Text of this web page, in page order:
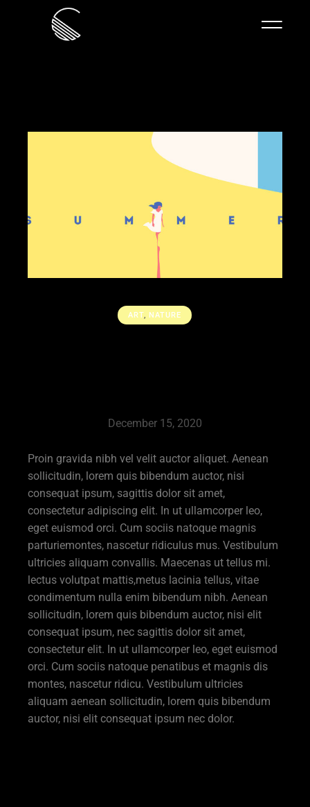
ART, NATURE
December 15, 2020
Proin gravida nibh vel velit auctor aliquet. Aenean
sollicitudin, lorem quis bibendum auctor, nisi
consequat ipsum, sagittis dolor sit amet,
consectetur adipiscing elit. In ut ullamcorper leo,
eget euismod orci. Cum sociis natoque magnis
parturiemontes, nascetur ridiculus mus. Vestibulum
ultricies aliquam convallis. Maecenas ut tellus mi.
lectus volutpat mattis,metus lacinia tellus, vitae
condimentum nulla enim bibendum nibh. Aenean
sollicitudin, lorem quis bibendum auctor, nisi elit
consequat ipsum, nec sagittis dolor sit amet,
consectetur elit. In ut ullamcorper leo, eget euismod
orci. Cum sociis natoque penatibus et magnis dis
montes, nascetur ridicu. Vestibulum ultricies
aliquam aenean sollicitudin, lorem quis bibendum
auctor, nisi elit consequat ipsum nec dolor.